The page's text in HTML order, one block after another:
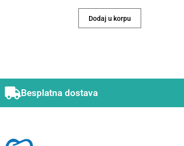
Dodaj u korpu
Besplatna dostava